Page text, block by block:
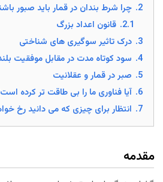
2. چرا شرط بندان در قمار باید صبور
2.1. قانون اعداد بزرگ
3. درک تاثیر سوگیری های شناختی
4. سود کوتاه مدت در مقابل موفقیت
5. صبر در قمار و عقلانیت
6. آیا فناوری ما را بی طاقت تر کرده
7. انتظار برای چیزی که می دانید رخ
مقدمه